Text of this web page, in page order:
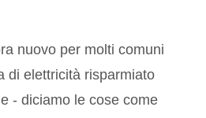
nuovo per molti comuni
di elettricità risparmiato
- diciamo le cose come